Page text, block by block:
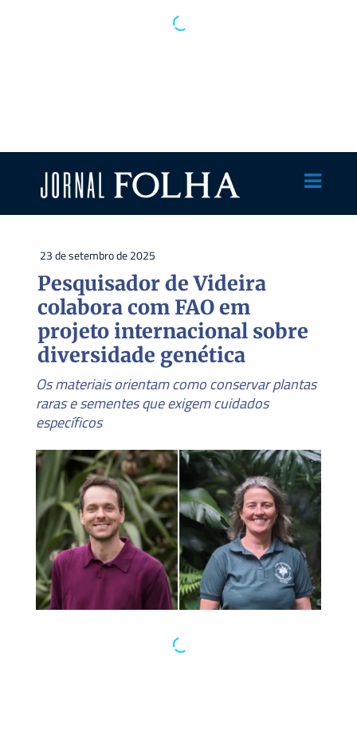
23 de setembro de 2025
Pesquisador de Videira
colabora com FAO em
projeto internacional sobre
diversidade genética
Os materiais orientam como conservar plantas
raras e sementes que exigem cuidados
específicos